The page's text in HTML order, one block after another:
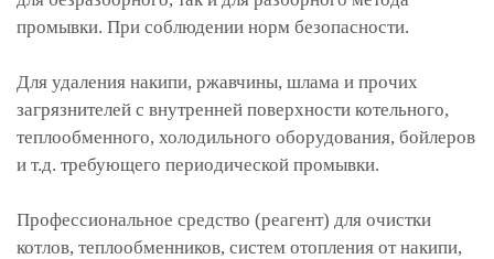
промывки. При соблюдении норм безопасности.
Для удаления накипи, ржавчины, шлама и прочих
загрязнителей с внутренней поверхности котельного,
теплообменного, холодильного оборудования, бойлеров
и т.д. требующего периодической промывки.
Профессиональное средство (реагент) для очистки
котлов, теплообменников, систем отопления от накипи,